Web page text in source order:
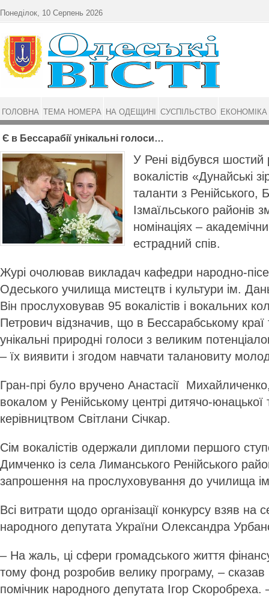
Є в Бессарабії унікальні голоси…
У Рені відбувся шостий
вокалістів «Дунайські
таланти з Ренійського,
Ізмаїльського районів
номінаціях –
естрадний спів.
Журі очолював викладач кафедри народно-
Одеського училища мистецтв і культури ім.
Він прослуховував 95 вокалістів і вокальних
Петрович відзначив, що в Бессарабському
унікальні природні голоси з великим
– їх виявити і згодом навчати талановиту
Гран-прі було вручено Анастасії
вокалом у Ренійському центрі дитячо-юнацької
керівництвом Світлани Січкар.
Сім вокалістів одержали дипломи першого
Димченко із села Лиманського Ренійського
запрошення на прослуховування до училища
Всі витрати щодо організації конкурсу взяв на
народного депутата України Олександра
– На жаль, ці сфери громадського життя
тому фонд розробив велику програму, – сказав
помічник народного депутата Ігор
Понеділок, 10 Серпень 2026
ГОЛОВНА ТЕМА НОМЕРА НА ОДЕЩИНІ СУСПІЛЬСТВО ЕКОНОМІКА